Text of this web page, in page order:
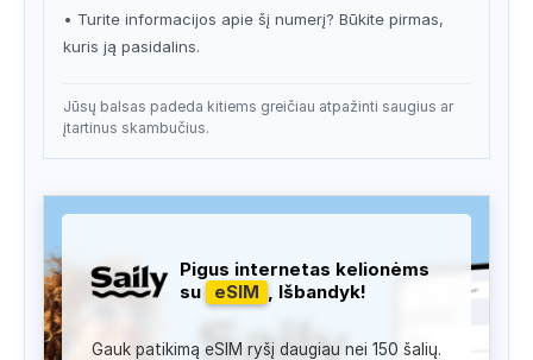
• Turite informacijos apie šį numerį? Būkite pirmas,
kuris ją pasidalins.
Jūsų balsas padeda kitiems greičiau atpažinti saugius ar
įtartinus skambučius.
Pigus internetas kelionėms
su
eSIM , Išbandyk!
Gauk patikimą eSIM ryšį daugiau nei 150 šalių.